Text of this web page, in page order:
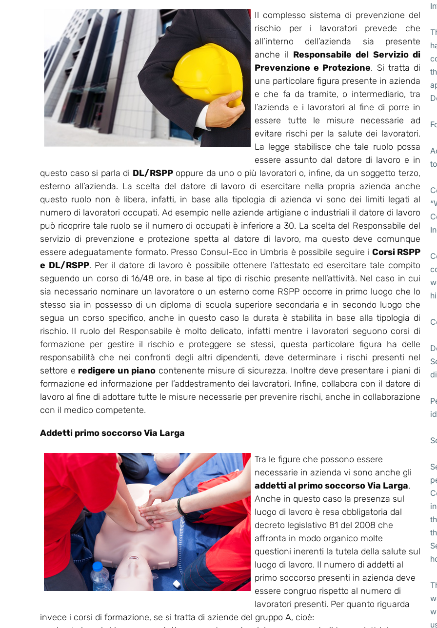
Il complesso sistema di prevenzione del
rischio per i lavoratori prevede che
all’interno dell’azienda sia presente
anche il Responsabile del Servizio di
Prevenzione e Protezione. Si tratta di
una particolare figura presente in azienda
e che fa da tramite, o intermediario, tra
l’azienda e i lavoratori al fine di porre in
essere tutte le misure necessarie ad
evitare rischi per la salute dei lavoratori.
La legge stabilisce che tale ruolo possa
essere assunto dal datore di lavoro e in
questo caso si parla di DL/RSPPoppure da uno o più lavoratori o, infine, da un soggetto terzo,
esterno all’azienda. La scelta del datore di lavoro di esercitare nella propria azienda anche
questo ruolo non è libera, infatti, in base alla tipologia di azienda vi sono dei limiti legati al
numero di lavoratori occupati. Ad esempio nelle aziende artigiane o industriali il datore di lavoro
può ricoprire tale ruolo se il numero di occupati è inferiore a 30. La scelta del Responsabile del
servizio di prevenzione e protezione spetta al datore di lavoro, ma questo deve comunque
essere adeguatamente formato. Presso Consul-Eco in Umbria è possibile seguire i Corsi RSPP
e DL/RSPP. Per il datore di lavoro è possibile ottenere l’attestato ed esercitare tale compito
seguendo un corso di 16/48 ore, in base al tipo di rischio presente nell’attività. Nel caso in cui
sia necessario nominare un lavoratore o un esterno come RSPP occorre in primo luogo che lo
stesso sia in possesso di un diploma di scuola superiore secondaria e in secondo luogo che
segua un corso specifico, anche in questo caso la durata è stabilita in base alla tipologia di
rischio. Il ruolo del Responsabile è molto delicato, infatti mentre i lavoratori seguono corsi di
formazione per gestire il rischio e proteggere se stessi, questa particolare figura ha delle
responsabilità che nei confronti degli altri dipendenti, deve determinare i rischi presenti nel
settore e redigere un piano contenente misure di sicurezza. Inoltre deve presentare i piani di
formazione ed informazione per l’addestramento dei lavoratori. Infine, collabora con il datore di
lavoro al fine di adottare tutte le misure necessarie per prevenire rischi, anche in collaborazione
con il medico competente.
Addetti primo soccorso Via Larga
Tra le figure che possono essere
necessarie in azienda vi sono anche gli
addetti al primo soccorso Via Larga.
Anche in questo caso la presenza sul
luogo di lavoro è resa obbligatoria dal
decreto legislativo 81 del 2008 che
affronta in modo organico molte
questioni inerenti la tutela della salute sul
luogo di lavoro. Il numero di addetti al
primo soccorso presenti in azienda deve
essere congruo rispetto al numero di
lavoratori presenti. Per quanto riguarda
invece i corsi di formazione, se si tratta di aziende del gruppo A, cioè: